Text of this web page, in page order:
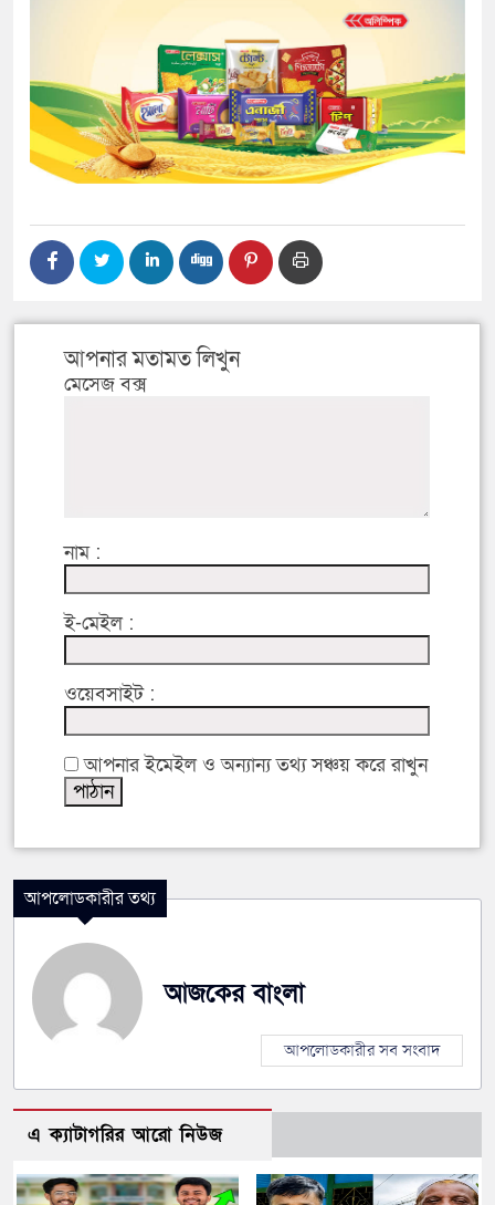
আপনার মতামত লিখুন
মেসেজ বক্স
নাম :
ই-মেইল :
ওয়েবসাইট :
আপনার ইমেইল ও অন্যান্য তথ্য সঞ্চয় করে রাখুন
আপলোডকারীর তথ্য
আজকের বাংলা
আপলোডকারীর সব সংবাদ
এ ক্যাটাগরির আরো নিউজ